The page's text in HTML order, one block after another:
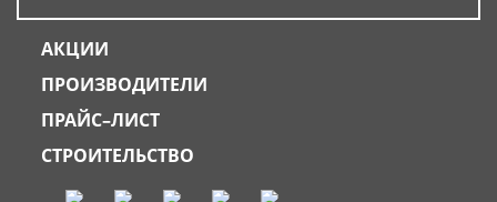
АКЦИИ
ПРОИЗВОДИТЕЛИ
ПРАЙС–ЛИСТ
СТРОИТЕЛЬСТВО